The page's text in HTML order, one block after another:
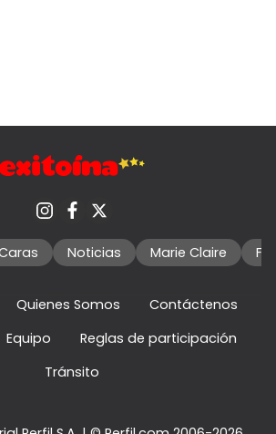
Noticias Marie Claire
Quienes Somos
Contáctenos
Equipo
Reglas de participación
Tránsito